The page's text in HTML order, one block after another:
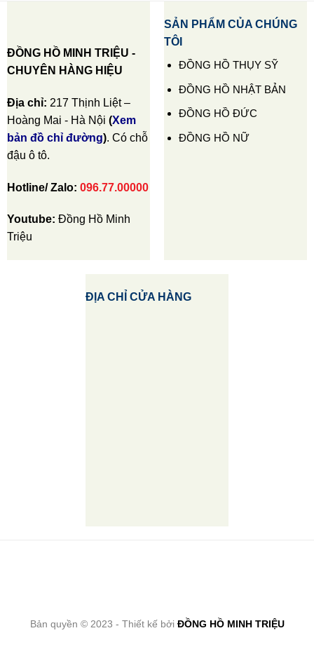
ĐỒNG HỒ MINH TRIỆU -
CHUYÊN HÀNG HIỆU
Địa chỉ: 217 Thịnh Liệt –
Hoàng Mai - Hà Nội (Xem
bản đồ chỉ đường). Có chỗ
đậu ô tô.
Hotline/ Zalo: 096.77.00000
Youtube: Đồng Hồ Minh
Triệu
SẢN PHẨM CỦA CHÚNG
TÔI
ĐỒNG HỒ THỤY SỸ
ĐỒNG HỒ NHẬT BẢN
ĐỒNG HỒ ĐỨC
ĐỒNG HỒ NỮ
ĐỊA CHỈ CỬA HÀNG
Bản quyền © 2023 - Thiết kế bởi ĐỒNG HỒ MINH TRIỆU